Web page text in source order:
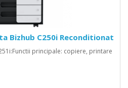
Bizhub C250i Reconditionat
principale: copiere, printare